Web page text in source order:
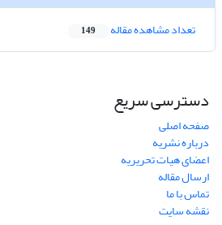
تعداد مشاهده مقاله 149
دسترسی سریع
صفحه اصلی
درباره نشریه
اعضای هیات تحریریه
ارسال مقاله
تماس با ما
نقشه سایت